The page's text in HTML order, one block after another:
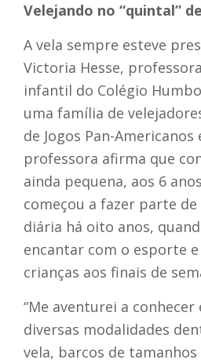
Velejando no “quintal”
A vela sempre esteve
Victoria Hesse,
infantil do Colégio
uma família de
de Jogos Pan-Americanos
professora afirma que
ainda pequena, aos 6
começou a fazer parte de
diária há oito anos,
encantar com o esporte
crianças aos finais de
“Me aventurei a
diversas modalidades
vela, barcos de